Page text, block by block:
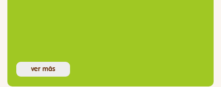
ver más